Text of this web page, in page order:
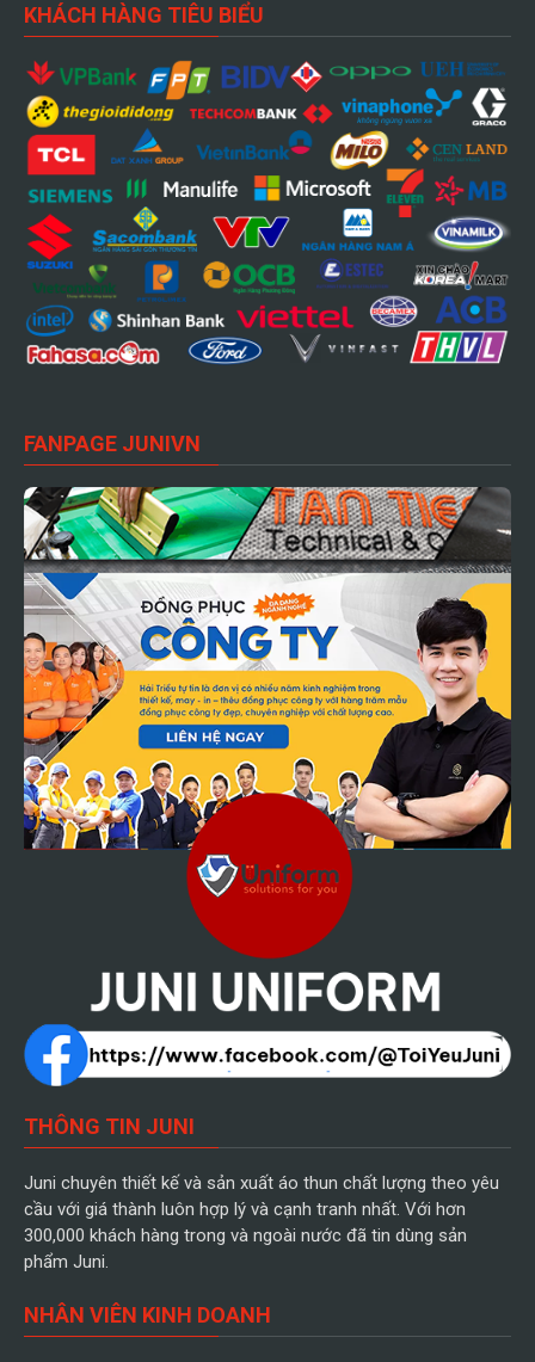
KHÁCH HÀNG TIÊU BIỂU
FANPAGE JUNIVN
THÔNG TIN JUNI
Juni chuyên thiết kế và sản xuất áo thun chất lượng theo yêu
cầu với giá thành luôn hợp lý và cạnh tranh nhất. Với hơn
300,000 khách hàng trong và ngoài nước đã tin dùng sản
phẩm Juni.
NHÂN VIÊN KINH DOANH